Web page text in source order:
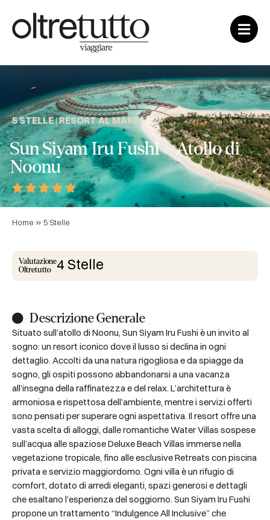
5 STELLE|RESORT AL MARE
Sun Siyam Iru Fushi – Atollo di
Noonu
    
Home » 5 Stelle
Valutazione
Oltretutto
4 Stelle
Descrizione Generale
Situato sull’atollo di Noonu, Sun Siyam Iru Fushi è un invito al
sogno: un resort iconico dove il lusso si declina in ogni
dettaglio. Accolti da una natura rigogliosa e da spiagge da
sogno, gli ospiti possono abbandonarsi a una vacanza
all’insegna della raffinatezza e del relax. L’architettura è
armoniosa e rispettosa dell’ambiente, mentre i servizi offerti
sono pensati per superare ogni aspettativa. Il resort offre una
vasta scelta di alloggi, dalle romantiche Water Villas sospese
sull’acqua alle spaziose Deluxe Beach Villas immerse nella
vegetazione tropicale, fino alle esclusive Retreats con piscina
privata e servizio maggiordomo. Ogni villa è un rifugio di
comfort, dotato di arredi eleganti, spazi generosi e dettagli
che esaltano l’esperienza del soggiorno. Sun Siyam Iru Fushi
propone un trattamento “Indulgence All Inclusive” che